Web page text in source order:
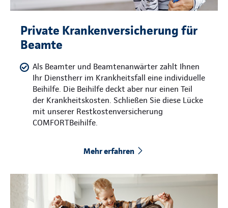
Private Krankenversicherung für
Beamte
Als Beamter und Beamtenanwärter zahlt Ihnen
Ihr Dienstherr im Krankheitsfall eine individuelle
Beihilfe. Die Beihilfe deckt aber nur einen Teil
der Krankheitskosten. Schließen Sie diese Lücke
mit unserer Restkostenversicherung
COMFORTBeihilfe.
Mehr erfahren